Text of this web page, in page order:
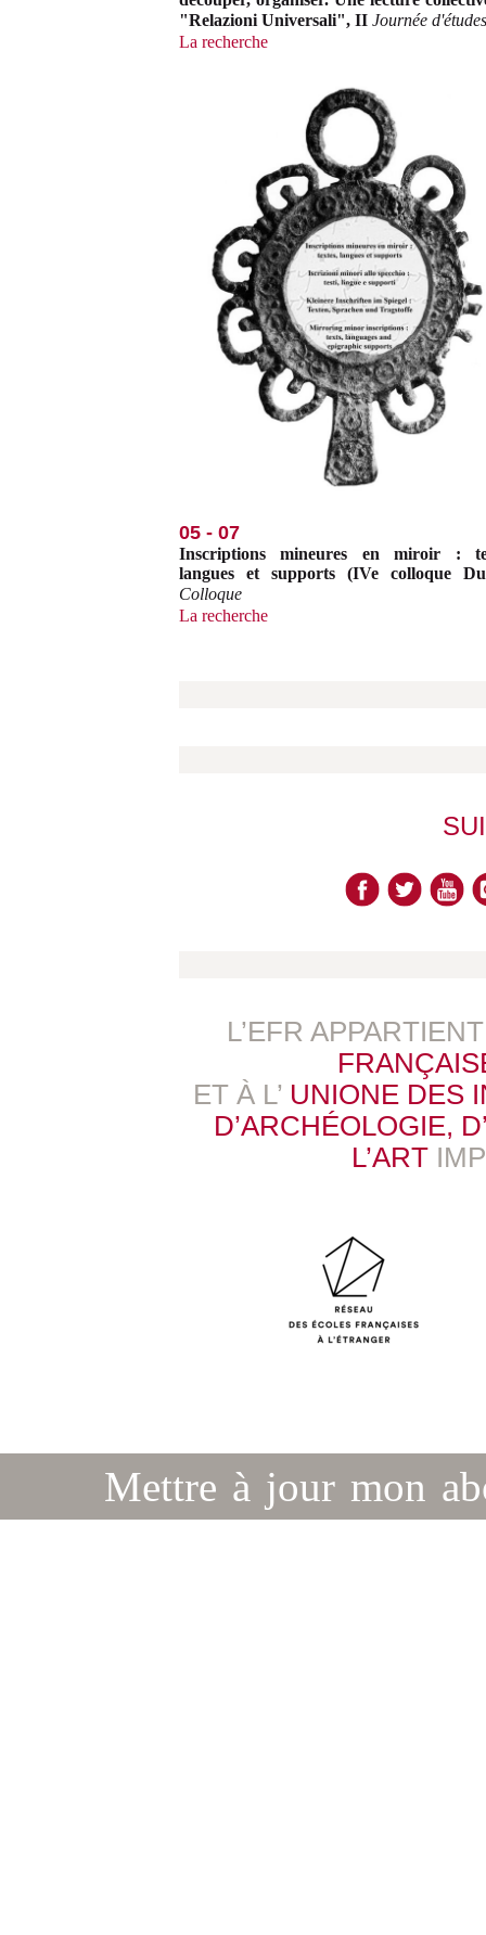
"Relazioni Universali", II Journée d'études
La recherche
05 - 07
Inscriptions mineures en miroir :
langues et supports (IVe colloque
Colloque
La recherche
L’EFR
ET À L’ UNIONE DES
D’ARCHÉOLOGIE,
L’ART
Mettre à jour mon